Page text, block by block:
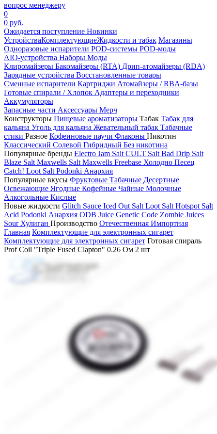
вопрос менеджеру
0
0 руб.
Ожидается поступление Новинки
УстройстваКомплектующиеЖидкости и табак Магазины
Одноразовые испарители POD-системы POD-моды
AIO-устройства Наборы Моды
Клиромайзеры Бакомайзеры (RTA) Дрип-атомайзеры (RDA)
Зарядные устройства Восстановленные товары
Сменные испарители Картриджи Атомайзеры / RBA-базы
Готовые спирали / Хлопок Адаптеры и переходники
Аккумуляторы
Запасные части Аксессуары Мерч
Конструкторы Пищевые ароматизаторы Табак Табак для
кальяна Уголь для кальяна Жевательный табак Табачные
стики Разное Кофеиновые паучи Флаконы Никотин
Классический Солевой Гибридный Без никотина
Популярные бренды Electro Jam Salt CULT Salt Bad Drip Salt
Blaze Salt Maxwells Salt Maxwells Freebase Холодно Песец
Catch! Loot Salt Podonki Анархия
Популярные вкусы Фруктовые Табачные Десертные
Освежающие Ягодные Кофейные Чайные Молочные
Алкогольные Кислые
Новые жидкости Glitch Sauce Iced Out Salt Loot Salt Hotspot Salt
Acid Podonki Анархия ODB Juice Genetic Code Zombie Juices
Sour Хулиган Производство Отечественная Импортная
Главная Комплектующие для электронных сигарет
Комплектующие для электронных сигарет Готовая спираль
Prof Coil "Triple Fused Сlapton" 0.26 Ом 2 шт